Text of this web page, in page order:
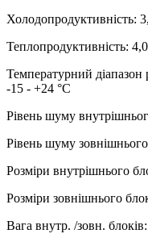
Холодопродуктивність:
Теплопродуктивність:
Температурний діапазон
-15 - +24 °С
Рівень шуму
Рівень шуму
Розміри внутрішнього
Розміри зовнішнього
Вага внутр. /зовн. блоків: